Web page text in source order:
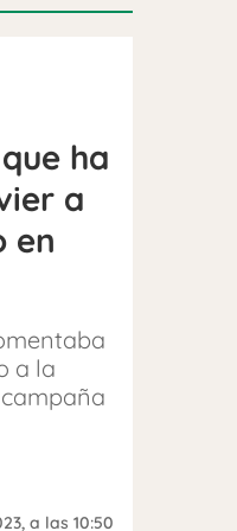
ha
a
en
a la
, a las 10:50